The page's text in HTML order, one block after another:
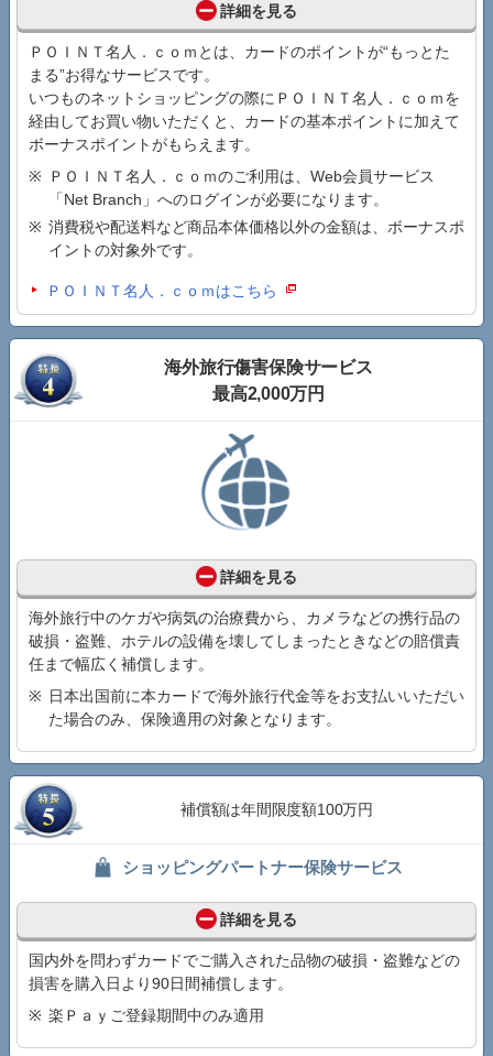
詳細を見る
ＰＯＩＮＴ名人．ｃｏｍとは、カードのポイントが“もっとた
まる”お得なサービスです。
いつものネットショッピングの際にＰＯＩＮＴ名人．ｃｏｍを
経由してお買い物いただくと、カードの基本ポイントに加えて
ボーナスポイントがもらえます。
ＰＯＩＮＴ名人．ｃｏｍのご利用は、Web会員サービス
「Net Branch」へのログインが必要になります。
消費税や配送料など商品本体価格以外の金額は、ボーナスポ
イントの対象外です。
ＰＯＩＮＴ名人．ｃｏｍはこちら
海外旅行傷害保険サービス
最高2,000万円
詳細を見る
海外旅行中のケガや病気の治療費から、カメラなどの携行品の
破損・盗難、ホテルの設備を壊してしまったときなどの賠償責
任まで幅広く補償します。
日本出国前に本カードで海外旅行代金等をお支払いいただい
た場合のみ、保険適用の対象となります。
補償額は年間限度額100万円
ショッピングパートナー保険サービス
詳細を見る
国内外を問わずカードでご購入された品物の破損・盗難などの
損害を購入日より90日間補償します。
楽Ｐａｙご登録期間中のみ適用